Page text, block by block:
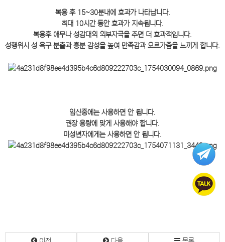
복용 후 15~30분내에 효과가 나타납니다.
최대 10시간 동안 효과가 지속됩니다.
복용후 애무나 성감대의 외부자극을 주면 더 효과적입니다.
성행위시 성 욕구 분출과 흥분 감성을 높여 만족감과 오르가즘을 느끼게 합니다.
임신중에는 사용하면 안 됩니다.
권장 용량에 맞게 사용해야 합니다.
미성년자에게는 사용하면 안 됩니다.